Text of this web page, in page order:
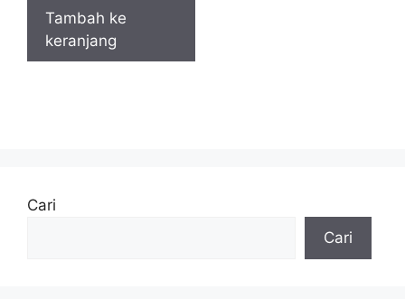
Rp95.000.
Tambah ke
keranjang
Cari
Cari